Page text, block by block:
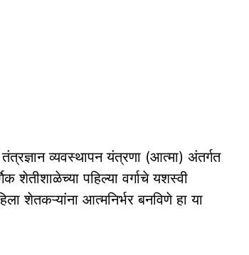
व्यवस्थापन यंत्रणा (आत्मा) अंतर्गत
शेतीशाळेच्या पहिल्या वर्गाचे यशस्वी
शेतकऱ्यांना आत्मनिर्भर बनविणे हा या